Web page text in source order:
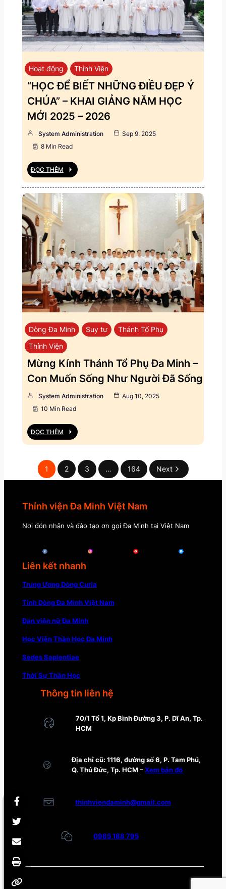
Hoạt động Thỉnh Viện
“HỌC ĐỂ BIẾT NHỮNG ĐIỀU ĐẸP Ý
CHÚA” – KHAI GIẢNG NĂM HỌC
MỚI 2025 – 2026
System Administration
Sep 9, 2025
8 Min Read
ĐỌC THÊM
Dòng Đa Minh Suy tư
Thánh Tổ Phụ
Thỉnh Viện
Mừng Kính Thánh Tổ Phụ Đa Minh –
Con Muốn Sống Như Người Đã Sống
System Administration
Aug 10, 2025
10 Min Read
ĐỌC THÊM
1 2 3 … 164 Next
Thỉnh viện Đa Minh Việt Nam
Nơi đón nhận và đào tạo ơn gọi Đa Minh tại Việt Nam
Liên kết nhanh
Trung Ương Dòng Curia
Tỉnh Dòng Đa Minh Việt Nam
Đan viện nữ Đa Minh
Học Viện Thần Học Đa Minh
Sedes Sapientiae
Thời Sự Thần Học
Thông tin liên hệ
70/1 Tổ 1, Kp Bình Đường 3, P. Dĩ An, Tp.
HCM
Địa chỉ cũ: 1116, đường số 6, P. Tam Phú,
Q. Thủ Đức, Tp. HCM –Xem bản đồ
thinhviendaminh@gmail.com
0985 188 795